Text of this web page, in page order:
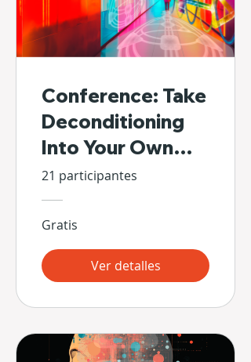
Conference: Take
Deconditioning
Into Your Own
Hands
21 participantes
Gratis
Ver detalles